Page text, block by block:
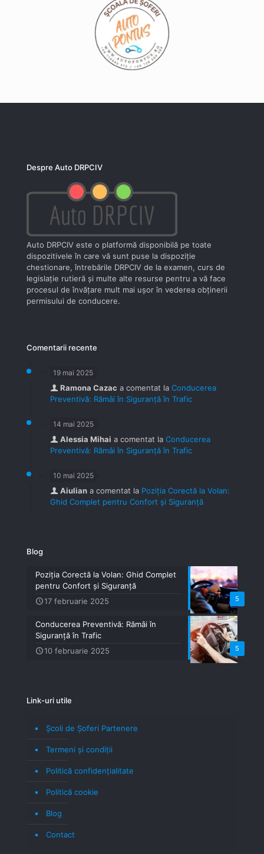
Despre Auto DRPCIV
Auto DRPCIV este o platformă disponibilă pe toate
dispozitivele în care vă sunt puse la dispoziţie
chestionare, întrebările DRPCIV de la examen, curs de
legislaţie rutieră şi multe alte resurse pentru a vă face
procesul de învăţare mult mai uşor în vederea obţinerii
permisului de conducere.
Comentarii recente
19 mai 2025
Ramona Cazac a comentat la Conducerea
Preventivă: Rămâi în Siguranță în Trafic
14 mai 2025
Alessia Mihai a comentat la Conducerea
Preventivă: Rămâi în Siguranță în Trafic
10 mai 2025
Aiulian a comentat la Poziția Corectă la Volan:
Ghid Complet pentru Confort și Siguranță
Blog
5
Poziția Corectă la Volan: Ghid Complet
pentru Confort și Siguranță
17 februarie 2025
5
Conducerea Preventivă: Rămâi în
Siguranță în Trafic
10 februarie 2025
Link-uri utile
Școli de Șoferi Partenere
Termeni şi condiţii
Politică confidenţialitate
Politică cookie
Blog
Contact